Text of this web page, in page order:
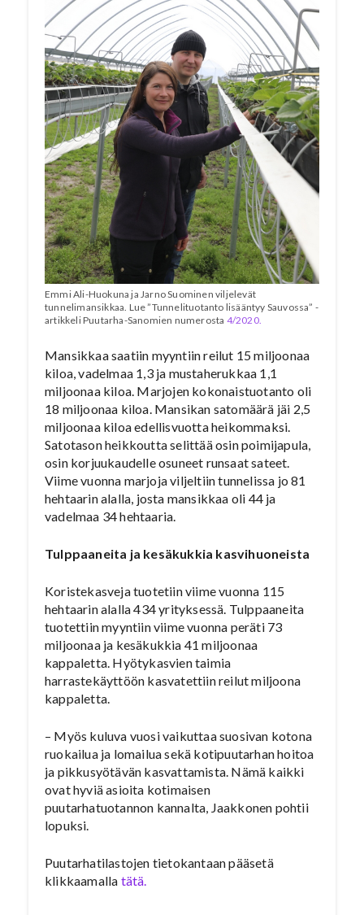
Emmi Ali-Huokuna ja Jarno Suominen viljelevät
tunnelimansikkaa. Lue ”Tunnelituotanto lisääntyy Sauvossa” -
artikkeli Puutarha-Sanomien numerosta 4/2020.
Mansikkaa saatiin myyntiin reilut 15 miljoonaa
kiloa, vadelmaa 1,3 ja mustaherukkaa 1,1
miljoonaa kiloa. Marjojen kokonaistuotanto oli
18 miljoonaa kiloa. Mansikan satomäärä jäi 2,5
miljoonaa kiloa edellisvuotta heikommaksi.
Satotason heikkoutta selittää osin poimijapula,
osin korjuukaudelle osuneet runsaat sateet.
Viime vuonna marjoja viljeltiin tunnelissa jo 81
hehtaarin alalla, josta mansikkaa oli 44 ja
vadelmaa 34 hehtaaria.
Tulppaaneita ja kesäkukkia kasvihuoneista
Koristekasveja tuotetiin viime vuonna 115
hehtaarin alalla 434 yrityksessä. Tulppaaneita
tuotettiin myyntiin viime vuonna peräti 73
miljoonaa ja kesäkukkia 41 miljoonaa
kappaletta. Hyötykasvien taimia
harrastekäyttöön kasvatettiin reilut miljoona
kappaletta.
– Myös kuluva vuosi vaikuttaa suosivan kotona
ruokailua ja lomailua sekä kotipuutarhan hoitoa
ja pikkusyötävän kasvattamista. Nämä kaikki
ovat hyviä asioita kotimaisen
puutarhatuotannon kannalta, Jaakkonen pohtii
lopuksi.
Puutarhatilastojen tietokantaan pääsetä
klikkaamalla tätä.